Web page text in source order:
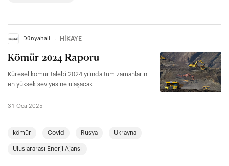
Dünyahali ∙ HİKAYE
Kömür 2024 Raporu
Küresel kömür talebi 2024 yılında tüm zamanların
en yüksek seviyesine ulaşacak
31 Oca 2025
kömür Covid Rusya Ukrayna
Uluslararası Enerji Ajansı